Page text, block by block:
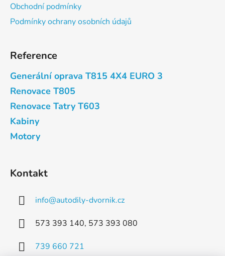
Obchodní podmínky
Podmínky ochrany osobních údajů
Reference
Generální oprava T815 4X4 EURO 3
Renovace T805
Renovace Tatry T603
Kabiny
Motory
Kontakt
info@autodily-dvornik.cz
573 393 140, 573 393 080
739 660 721